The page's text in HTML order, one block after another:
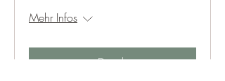
Mehr Infos
Details